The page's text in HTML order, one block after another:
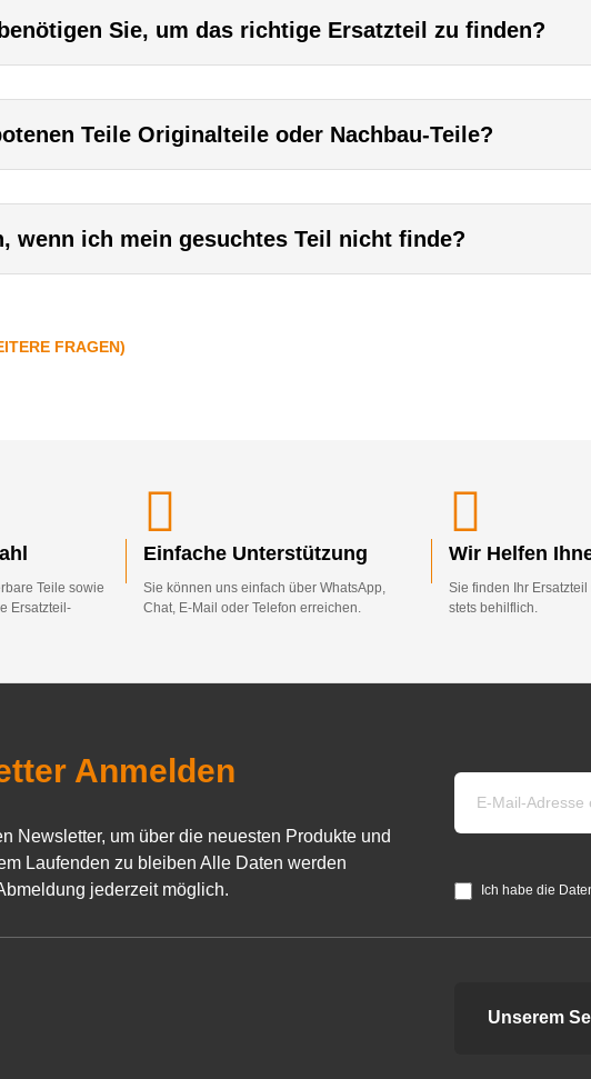
Sie, um das richtige Ersatzteil zu finden?
Teile Originalteile oder Nachbau-Teile?
wenn ich mein gesuchtes Teil nicht finde?
FRAGEN)
Teile sowie
Ersatzteil-
Einfache Unterstützung
Sie können uns einfach über WhatsApp,
Chat, E-Mail oder Telefon erreichen.
Wir Helfen
Sie finden Ihr
stets behilflich.
Anmelden
Newsletter, um über die neuesten Produkte und
Laufenden zu bleiben Alle Daten werden
jederzeit möglich.
Ich habe die
Unserem